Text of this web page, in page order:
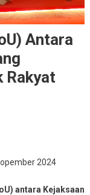
Antara
Rakyat
2024
antara Kejaksaan